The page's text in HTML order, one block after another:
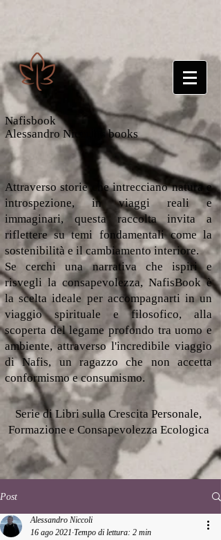
Nafisbook
Alessandro Niccoli's books
Attraverso storie che intrecciano natura e
introspezione, in viaggi reali e
immaginari, questa raccolta invita a
riflettere su temi fondamentali come la
sostenibilità e il cambiamento interiore.
Se cerchi una narrativa che ispiri e
risvegli la consapevolezza, NafisBook è
la scelta ideale per accompagnarti in un
viaggio spirituale e filosofico, alla
scoperta del legame profondo tra uomo e
ambiente, attraverso l'incredibile viaggio
di Nafis, un ragazzo che non accetta
conformismo e consumismo.
Serie di Libri sulla Crescita Personale,
Formazione e Consapevolezza Ecologica
Post
Alessandro Niccoli
16 ago 2021 Tempo di lettura: 2 min